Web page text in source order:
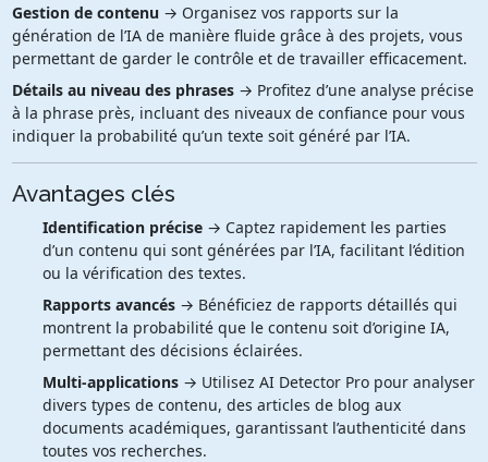
Gestion de contenu→ Organisez vos rapports sur la
génération de l’IA de manière fluide grâce à des projets, vous
permettant de garder le contrôle et de travailler efficacement.
Détails au niveau des phrases→ Profitez d’une analyse précise
à la phrase près, incluant des niveaux de confiance pour vous
indiquer la probabilité qu’un texte soit généré par l’IA.
Avantages clés
Identification précise→ Captez rapidement les parties
d’un contenu qui sont générées par l’IA, facilitant l’édition
ou la vérification des textes.
Rapports avancés→ Bénéficiez de rapports détaillés qui
montrent la probabilité que le contenu soit d’origine IA,
permettant des décisions éclairées.
Multi-applications→ Utilisez AI Detector Pro pour analyser
divers types de contenu, des articles de blog aux
documents académiques, garantissant l’authenticité dans
toutes vos recherches.